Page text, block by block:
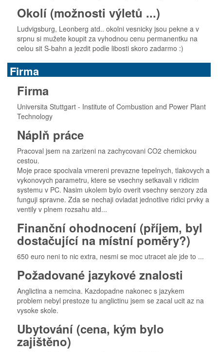
Okolí (možnosti výletů ...)
Ludvigsburg, Leonberg atd.. okolni vesnicky jsou pekne a v
srpnu si mužete koupit za vyhodnou cenu permanentku na
celou sit S-bahn a jezdit podle libosti skoro zadarmo :)
Firma
Firma
Universita Stuttgart - Institute of Combustion and Power Plant
Technology
Náplň práce
Pracoval jsem na zarizeni na zachycovani CO2 chemickou
cestou.
Moje prace spocivala vmereni prevazne tepelnych, tlakovych a
vykonovych parametru, ktere se vsechny setkavali v ridicim
systemu v PC. Nasim ukolem bylo overit vsechny senzory zda
funguji spravne. Zda se nechaji ovladat jednotlive ridici prvky a
ventily v plnem rozsahu atd...
Finanční ohodnocení (příjem, byl
dostačující na místní poměry?)
650 euro neni to nic extra, nesmi se moc utracet ale jde to ...
Požadované jazykové znalosti
Anglictina a nemcina. Kazdopadne nakonec s jazykem
problem nebyl prestoze tu anglictinu jsem se zacal ucit az na
vysoke skole.
Ubytování (cena, kým bylo
zajištěno)